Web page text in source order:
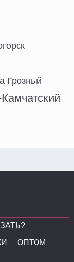
Грозный
ОПТОМ